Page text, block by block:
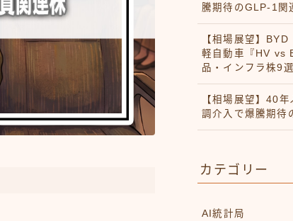
騰期待のGLP-1関
【相場展望】BYD
軽自動車『HV vs
品・インフラ株9選
【相場展望】40
調介入で爆騰期待
カテゴリー
AI統計局